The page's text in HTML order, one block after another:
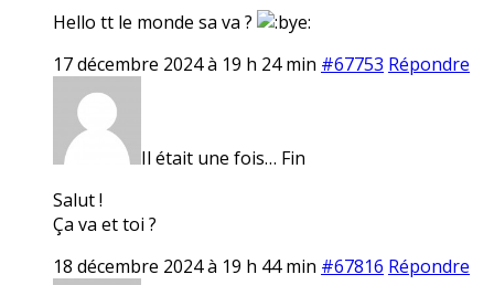
Hello tt le monde sa va ?
17 décembre 2024 à 19 h 24 min #67753 Répondre
Il était une fois… Fin
Salut !
Ça va et toi ?
18 décembre 2024 à 19 h 44 min #67816 Répondre